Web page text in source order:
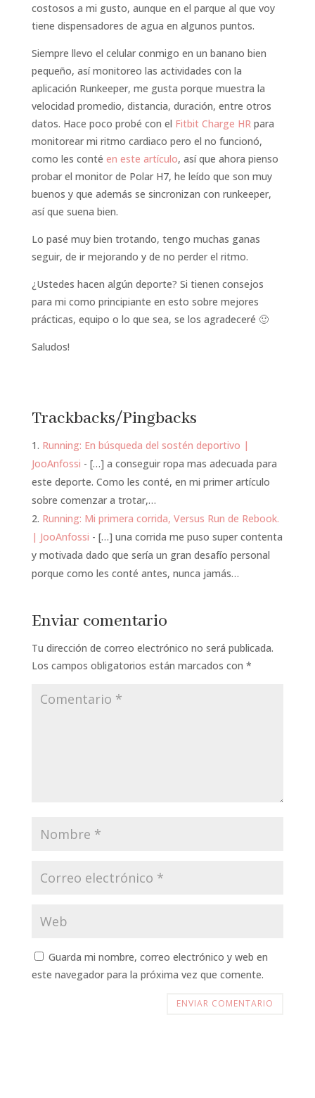
costosos a mi gusto, aunque en el parque al que voy
tiene dispensadores de agua en algunos puntos.
Siempre llevo el celular conmigo en un banano bien
pequeño, así monitoreo las actividades con la
aplicación Runkeeper, me gusta porque muestra la
velocidad promedio, distancia, duración, entre otros
datos. Hace poco probé con el Fitbit Charge HR para
monitorear mi ritmo cardiaco pero el no funcionó,
como les conté en este artículo, así que ahora pienso
probar el monitor de Polar H7, he leído que son muy
buenos y que además se sincronizan con runkeeper,
así que suena bien.
Lo pasé muy bien trotando, tengo muchas ganas
seguir, de ir mejorando y de no perder el ritmo.
¿Ustedes hacen algún deporte? Si tienen consejos
para mi como principiante en esto sobre mejores
prácticas, equipo o lo que sea, se los agradeceré 🙂
Saludos!
Trackbacks/Pingbacks
Running: En búsqueda del sostén deportivo |
JooAnfossi - […] a conseguir ropa mas adecuada para
este deporte. Como les conté, en mi primer artículo
sobre comenzar a trotar,…
Running: Mi primera corrida, Versus Run de Rebook.
| JooAnfossi - […] una corrida me puso super contenta
y motivada dado que sería un gran desafío personal
porque como les conté antes, nunca jamás…
Enviar comentario
Tu dirección de correo electrónico no será publicada.
Los campos obligatorios están marcados con *
Guarda mi nombre, correo electrónico y web en
este navegador para la próxima vez que comente.